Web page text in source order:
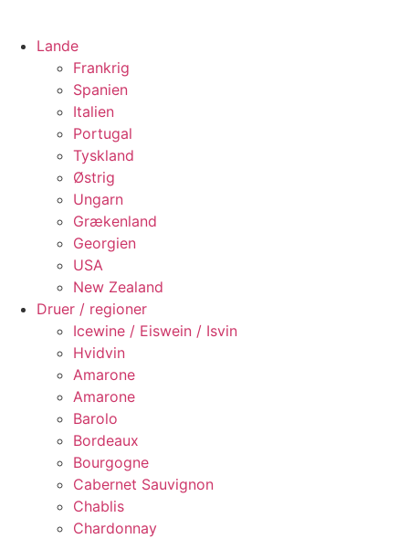
Lande
Frankrig
Spanien
Italien
Portugal
Tyskland
Østrig
Ungarn
Grækenland
Georgien
USA
New Zealand
Druer / regioner
Icewine / Eiswein / Isvin
Hvidvin
Amarone
Amarone
Barolo
Bordeaux
Bourgogne
Cabernet Sauvignon
Chablis
Chardonnay